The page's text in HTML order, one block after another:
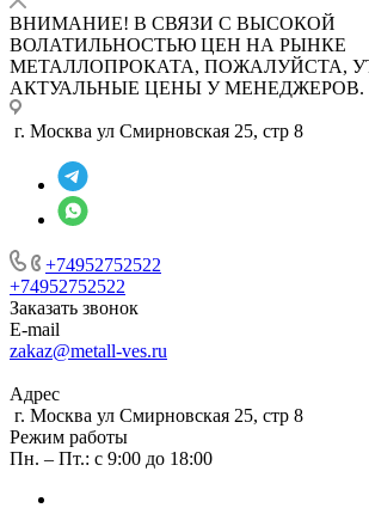
ВНИМАНИЕ! В СВЯЗИ С ВЫСОКОЙ
ВОЛАТИЛЬНОСТЬЮ ЦЕН НА РЫНКЕ
МЕТАЛЛОПРОКАТА, ПОЖАЛУЙСТА,
АКТУАЛЬНЫЕ ЦЕНЫ У МЕНЕДЖЕРОВ.
г. Москва ул Смирновская 25, стр 8
+74952752522
+74952752522
Заказать звонок
E-mail
zakaz@metall-ves.ru
Адрес
г. Москва ул Смирновская 25, стр 8
Режим работы
Пн. – Пт.: с 9:00 до 18:00